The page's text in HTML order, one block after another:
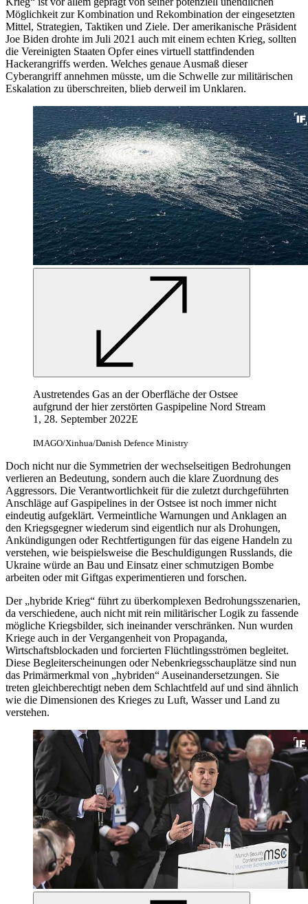
Möglichkeit zur Kombination und Rekombination der eingesetzten
Mittel, Strategien, Taktiken und Ziele. Der amerikanische Präsident
Joe Biden drohte im Juli 2021 auch mit einem echten Krieg, sollten
die Vereinigten Staaten Opfer eines virtuell stattfindenden
Hackerangriffs werden. Welches genaue Ausmaß dieser
Cyberangriff annehmen müsste, um die Schwelle zur militärischen
Eskalation zu überschreiten, blieb derweil im Unklaren.
Austretendes Gas an der Oberfläche der Ostsee
aufgrund der hier zerstörten Gaspipeline Nord Stream
1, 28. September 2022E
IMAGO/Xinhua/Danish Defence Ministry
Doch nicht nur die Symmetrien der wechselseitigen Bedrohungen
verlieren an Bedeutung, sondern auch die klare Zuordnung des
Aggressors. Die Verantwortlichkeit für die zuletzt durchgeführten
Anschläge auf Gaspipelines in der Ostsee ist noch immer nicht
eindeutig aufgeklärt. Vermeintliche Warnungen und Anklagen an
den Kriegsgegner wiederum sind eigentlich nur als Drohungen,
Ankündigungen oder Rechtfertigungen für das eigene Handeln zu
verstehen, wie beispiels­weise die Beschuldigungen Russlands, die
Ukraine würde an Bau und Einsatz einer schmutzigen Bombe
arbeiten oder mit Giftgas experimentieren und forschen.
Der „hybride Krieg“ führt zu überkomplexen Bedrohungsszenarien,
da verschiedene, auch nicht mit rein militärischer Logik zu fassende
mögliche Kriegsbilder, sich ineinander verschränken. Nun wurden
Kriege auch in der Vergangenheit von Propaganda,
Wirtschaftsblockaden und forcierten Flüchtlingsströmen begleitet.
Diese Begleiterscheinungen oder Nebenkriegsschauplätze sind nun
das Primärmerkmal von „hybriden“ Auseinandersetzungen. Sie
treten gleichberechtigt neben dem Schlachtfeld auf und sind ähnlich
wie die Dimensionen des Krieges zu Luft, Wasser und Land zu
verstehen.